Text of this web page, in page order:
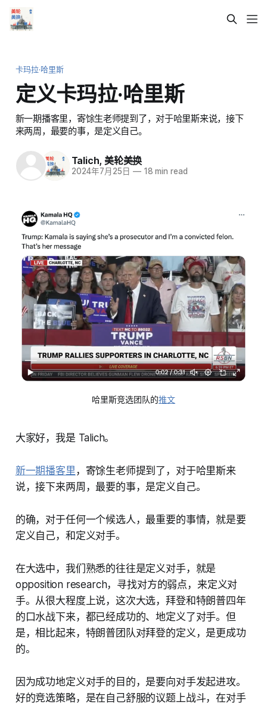
卡玛拉·哈里斯
定义卡玛拉·哈里斯
新一期播客里，寄馀生老师提到了，对于哈里斯来说，接下
来两周，最要的事，是定义自己。
Talich,美轮美换
2024年7月25日 —18 min read
哈里斯竞选团队的推文
大家好，我是 Talich。
新一期播客里 ，寄馀生老师提到了，对于哈里斯来
说，接下来两周，最要的事，是定义自己。
的确，对于任何一个候选人，最重要的事情，就是要
定义自己，和定义对手。
在大选中，我们熟悉的往往是定义对手，就是
opposition research，寻找对方的弱点，来定义对
手。从很大程度上说，这次大选，拜登和特朗普四年
的口水战下来，都已经成功的、地定义了对手。但
是，相比起来，特朗普团队对拜登的定义，是更成功
的。
因为成功地定义对手的目的，是要向对手发起进攻。
好的竞选策略，是在自己舒服的议题上战斗，在对手